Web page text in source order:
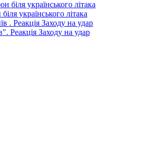
українського літака
Реакція Заходу на удар